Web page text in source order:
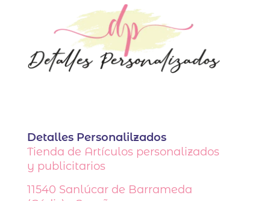
opciones
se
pueden
elegir
en
Detalles Personalilzados
Tienda de Artículos personalizados
y publicitarios
11540 Sanlúcar de Barrameda